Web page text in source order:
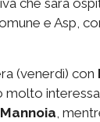
e Asp,
(venerdì) con
molto
,